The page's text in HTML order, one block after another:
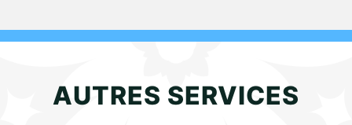
AUTRES SERVICES